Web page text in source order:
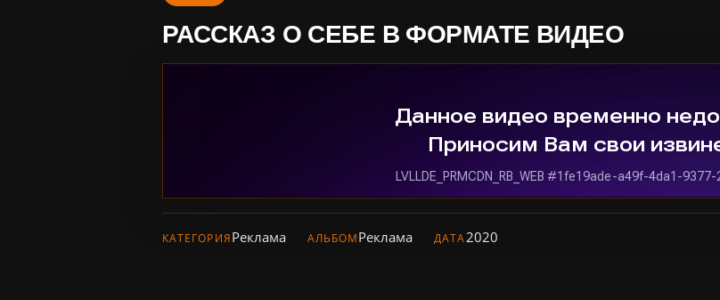
РАССКАЗ О СЕБЕ В ФОРМАТЕ ВИДЕО
КАТЕГОРИЯРеклама АЛЬБОМРеклама ДАТА2020